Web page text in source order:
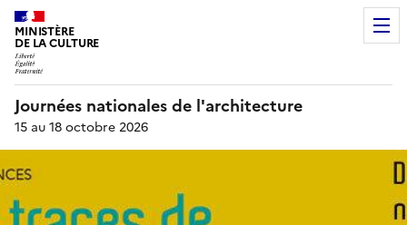
MINISTÈRE
DE LA CULTURE
Journées nationales de l'architecture
15 au 18 octobre 2026